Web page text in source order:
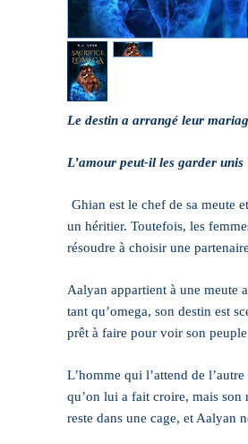
Le destin a arrangé leur
L’amour peut-il les garder unis
Ghian est le chef de sa meute
un héritier. Toutefois, les
résoudre à choisir une
Aalyan appartient à une meute
tant qu’omega, son destin est
prêt à faire pour voir son
L’homme qui l’attend de
qu’on lui a fait croire, mais son
reste dans une cage, et Aalyan